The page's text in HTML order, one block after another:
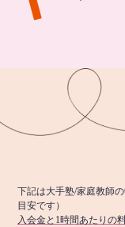
下記は大手塾/家庭教師
目安です）
入会金と1時間あたりの